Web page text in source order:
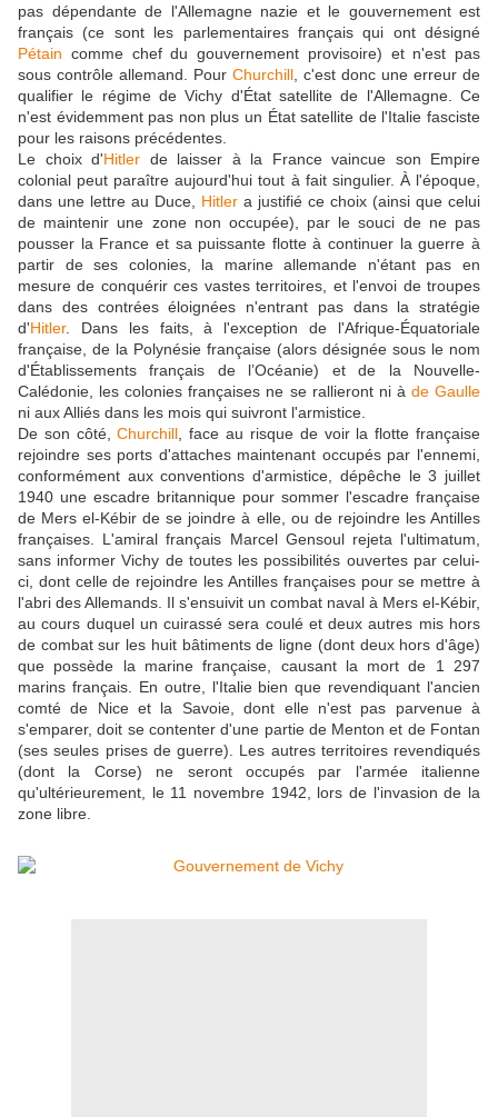
pas dépendante de l'Allemagne nazie et le gouvernement est
français (ce sont les parlementaires français qui ont désigné
Pétain comme chef du gouvernement provisoire) et n'est pas
sous contrôle allemand. Pour Churchill , c'est donc une erreur de
qualifier le régime de Vichy d'État satellite de l'Allemagne. Ce
n'est évidemment pas non plus un État satellite de l'Italie fasciste
pour les raisons précédentes.
Le choix d'Hitler de laisser à la France vaincue son Empire
colonial peut paraître aujourd'hui tout à fait singulier. À l'époque,
dans une lettre au Duce, Hitler a justifié ce choix (ainsi que celui
de maintenir une zone non occupée), par le souci de ne pas
pousser la France et sa puissante flotte à continuer la guerre à
partir de ses colonies, la marine allemande n'étant pas en
mesure de conquérir ces vastes territoires, et l'envoi de troupes
dans des contrées éloignées n'entrant pas dans la stratégie
d'Hitler. Dans les faits, à l'exception de l'Afrique-Équatoriale
française, de la Polynésie française (alors désignée sous le nom
d'Établissements français de l’Océanie) et de la Nouvelle-
Calédonie, les colonies françaises ne se rallieront ni à de Gaulle
ni aux Alliés dans les mois qui suivront l'armistice.
De son côté,Churchill , face au risque de voir la flotte française
rejoindre ses ports d'attaches maintenant occupés par l'ennemi,
conformément aux conventions d'armistice, dépêche le 3 juillet
1940 une escadre britannique pour sommer l'escadre française
de Mers el-Kébir de se joindre à elle, ou de rejoindre les Antilles
françaises. L'amiral français Marcel Gensoul rejeta l'ultimatum,
sans informer Vichy de toutes les possibilités ouvertes par celui-
ci, dont celle de rejoindre les Antilles françaises pour se mettre à
l'abri des Allemands. Il s'ensuivit un combat naval à Mers el-Kébir,
au cours duquel un cuirassé sera coulé et deux autres mis hors
de combat sur les huit bâtiments de ligne (dont deux hors d'âge)
que possède la marine française, causant la mort de 1 297
marins français. En outre, l'Italie bien que revendiquant l'ancien
comté de Nice et la Savoie, dont elle n'est pas parvenue à
s'emparer, doit se contenter d'une partie de Menton et de Fontan
(ses seules prises de guerre). Les autres territoires revendiqués
(dont la Corse) ne seront occupés par l'armée italienne
qu'ultérieurement, le 11 novembre 1942, lors de l'invasion de la
zone libre.